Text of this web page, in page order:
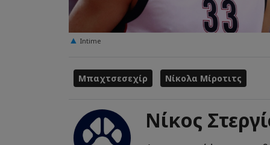
Intime
Μπαχτσεσεχίρ Νίκολα Μίροτιτς
Νίκος